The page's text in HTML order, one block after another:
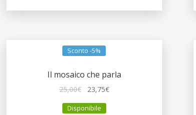
Sconto -5%
Il mosaico che parla
25,00€
originale
23,75€Il
Disponibile